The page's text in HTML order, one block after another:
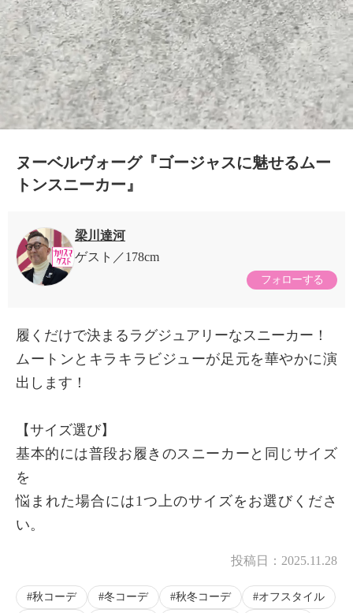
ヌーベルヴォーグ『ゴージャスに魅せるムー
トンスニーカー』
梁川達河
ゲスト
178cm
フォローする
履くだけで決まるラグジュアリーなスニーカー！
ムートンとキラキラビジューが足元を華やかに演
出します！
【サイズ選び】
基本的には普段お履きのスニーカーと同じサイズ
を
悩まれた場合には1つ上のサイズをお選びくださ
い。
投稿日： 2025.11.28
秋コーデ 冬コーデ 秋冬コーデ
オフスタイル